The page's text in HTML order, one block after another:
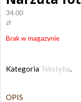
34.00
zł
Brak w magazynie
Kategoria Tekstylia.
OPIS